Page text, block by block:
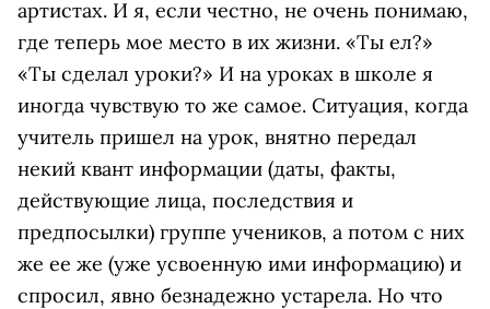
артистах. И я, если честно, не очень понимаю,
где теперь мое место в их жизни. «Ты ел?»
«Ты сделал уроки?» И на уроках в школе я
иногда чувствую то же самое. Ситуация, когда
учитель пришел на урок, внятно передал
некий квант информации (даты, факты,
действующие лица, последствия и
предпосылки) группе учеников, а потом с них
же ее же (уже усвоенную ими информацию) и
спросил, явно безнадежно устарела. Но что